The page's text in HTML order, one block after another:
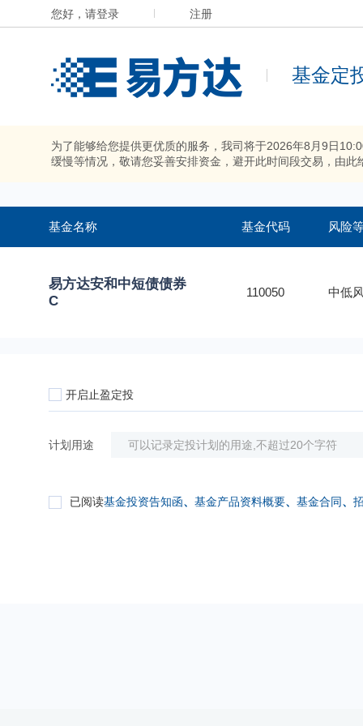
您好，请登录 注册
基金定
为了能够给您提供更优质的服务，我司将于2026年8月9日
缓慢等情况，敬请您妥善安排资金，避开此时间段交易，由此
基金名称 基金代码 风险
易方达安和中短债债券
C
110050 中低
开启止盈定投
计划用途
已阅读基金投资告知函、 基金产品资料概要、 基金合同、